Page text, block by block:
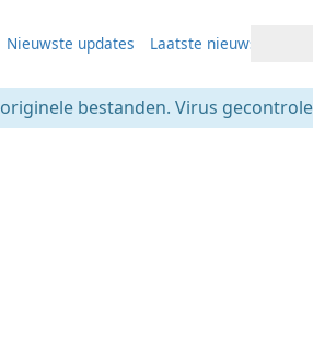
Nieuwste updates Laatste nieuws
bestanden. Virus